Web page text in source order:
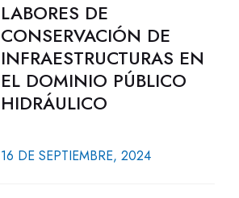
LABORES DE
CONSERVACIÓN DE
INFRAESTRUCTURAS EN
EL DOMINIO PÚBLICO
HIDRÁULICO
16 DE SEPTIEMBRE, 2024